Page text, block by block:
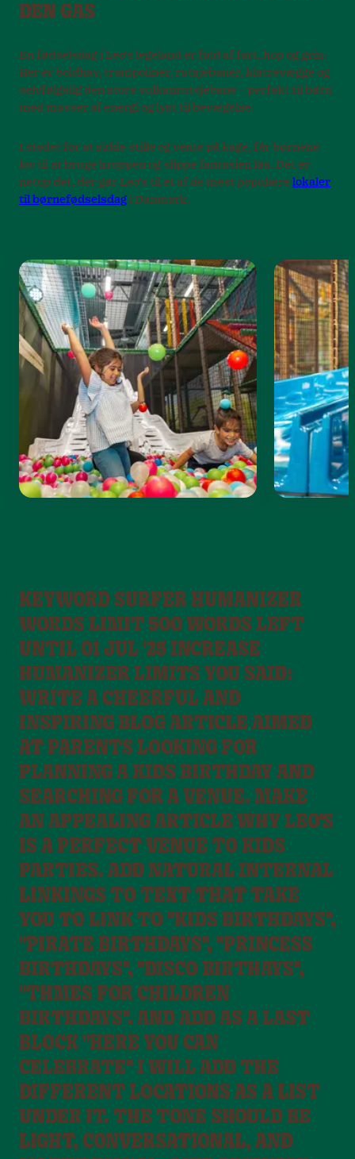
DEN GAS
En fødselsdag i Leo’s legeland er fuld af fart, hop og grin.
Her er boldhav, trampoliner, rutsjebaner, klatrevægge og
selvfølgelig den store vulkanrutsjebane – perfekt til børn
med masser af energi og lyst til bevægelse.
I stedet for at sidde stille og vente på kage, får børnene
lov til at bruge kroppen og slippe fantasien løs. Det er
netop det, der gør Leo’s til et af de mest populære lokaler
til børnefødselsdag i Danmark.
KEYWORD SURFER HUMANIZER WORDS LIMIT 500 WORDS LEFT UNTIL 01 JUL '25 INCREASE HUMANIZER LIMITS YOU SAID: WRITE A CHEERFUL AND INSPIRING BLOG ARTICLE AIMED AT PARENTS LOOKING FOR PLANNING A KIDS BIRTHDAY AND SEARCHING FOR A VENUE. MAKE AN APPEALING ARTICLE WHY LEO'S IS A PERFECT VENUE TO KIDS PARTIES. ADD NATURAL INTERNAL LINKINGS TO TEXT THAT TAKE YOU TO LINK TO "KIDS BIRTHDAYS", "PIRATE BIRTHDAYS", "PRINCESS BIRTHDAYS", "DISCO BIRTHAYS", "THMES FOR CHILDREN BIRTHDAYS". AND ADD AS A LAST BLOCK "HERE YOU CAN CELEBRATE" I WILL ADD THE DIFFERENT LOCATIONS AS A LIST UNDER IT. THE TONE SHOULD BE LIGHT, CONVERSATIONAL, AND MOTIVATIONAL—LIKE FRIENDLY TIPS FROM ONE PARENT TO ANOTHER. WRITE IN A FUN ENGAGING WAY. PRIMARY KEYWORDS PER MARKET: SE: LOKAL BARNKALAS DE: GEBURTSTAGSFEIER LOCATION, RAUM MIETEN FÜR GEBURTSTAGSFEIER FI: JUHLATILA LASTEN SYNTTÄREILLE, JUHLATILA LAPSILLE DK: STEDER TIL BØRNEFØDSELSDAG, LOKALER TIL BØRNEFØDSELSDAG NO: STEDER FOR BARNEBURSDAG, LOKALER TIL BARNEBURSDAG START CREATING WITH FINNISH ARTICLE., CHATGPT SAID: SEO TITLE: TÄYDELLINEN JUHLATILA LASTEN SYNTTÄREILLE – LEO’S TEKEE PÄIVÄSTÄ UNOHTUMATTOMAN META DESCRIPTION: SUUNNITTELETKO SYNTTÄREITÄ? LEO’S TARJOAA INSPIROIVAN JUHLATILAN LAPSILLE TÄYNNÄ LIIKETTÄ, LEIKKIÄ JA SEIKKAILUA – TOHINALLA TOUHUAMAAN! TÄYDELLINEN JUHLATILA LASTEN SYNTTÄREILLE LÖYTYY LEO’SISTA SYNTTÄRISUUNNITELMAT ALKAVAT USEIN PIENESTÄ IDEASTA – EHKÄ TOIVE PRINSESSAMEKOSTA, DINOSAURUSKAKUSTA TAI SIITÄ, ETTÄ PAIKALLA ON PALJON KAVEREITA. MUTTA KUN LEIKKISÄT UNELMAT MUUTTUVAT KÄYTÄNNÖN JÄRJESTELYIKSI, MONI VANHEMPI HUOMAA MIETTIVÄNSÄ: MISTÄ LÖYTYISI SOPIVA JA TOIMIVA JUHLATILA LAPSILLE? LEO’S ON KUIN TEHTY TÄHÄN HETKEEN! TUHANSIEN NELIÖMETRIEN SISÄSEIKKAILUPUISTOT YMPÄRI SUOMEA TARJOAVAT PUITTEET, JOISSA LAPSET PÄÄSEVÄT TODELLA IRROTTELEMAAN – LEIKKIEN LIIKKUEN JA LIIKKUEN LEIKKIEN. JUHLATILA LAPSILLE, JOSSA ENERGIA EI LOPU KESKEN LEO’SIN JUHLATILOISSA EI TARVITSE KÄSKYTTÄÄ ISTUMAAN NÄTISTI. PÄINVASTOIN! KUN JUHLAT JÄRJESTETÄÄN LEO’SIN SEIKKAILUPUISTOSSA, LAPSET PÄÄSEVÄT LIUKUMÄKEEN, TRAMPOLIINILLE, PALLOMEREEN JA KIIPEILYSEINIIN – JA ENERGIAA KULUU JUURI NIIN KUIN TOIVOTAAN. TÄMÄ EI OLE VAIN JUHLA, VAAN KOKONAINEN ELÄMYS, JOSSA LEIKKI JA LIIKUNTA KULKEVAT KÄSI KÄDESSÄ. MEILLÄ LEO’SISSA SYNTTÄRIT EIVÄT OLE VAIN JUHLIA – NE OVAT HETKIÄ, JOISSA LAPSET SAAVAT OLLA LAPSIA SYDÄMENSÄ KYLLYYDESTÄ. 👉 KATSO LISÄÄ JA VARAA LASTEN SYNTTÄRIT LEO’SISSA. TEEMAJUHLAT TEKEVÄT PÄIVÄSTÄ VIELÄ IKIMUISTOISEMMAN KAIPAATKO JUHLIIN RIPAUKSEN SEIKKAILUA TAI RIPAUKSEN TAIKAA? LEO’SISSA JUHLAT SAAVAT HAUSKAN TEEMAN, JOKA SYTYTTÄÄ LASTEN MIELIKUVITUKSEN LIEKKEIHIN. MERIROSVOSYNTTÄRIT VIEVÄT LAPSET HURJAAN AARREJAHTIIN. PRINSESSASYNTTÄRIT SÄIHKYVÄT JUHLATILASSA KUIN JÄÄPALATSISSA. DISCOSYNTTÄRIT SYTYTTÄVÄT VALOT JA MUSIIKIN – JA KYLLÄ, NYT SAA TANSSIA! NÄIDEN LISÄKSI VALITTAVANA ON MONTA MUUTA TEEMAA – KURKKAA KAIKKI LASTENJUHLIEN TEEMAT. VANHEMMAT VOIVAT HENGÄHTÄÄ – ME HOIDAMME TARJOILUT JUHLASUUNNITTELU VOI JOSKUS VIEDÄ VANHEMMALTA ENEMMÄN AIKAA KUIN JUHLA ITSE KESTÄÄ. MUTTA LEO’SISSA HOMMA SUJUU KUIN LEIKKI! TARJOILUT HOITUVAT LEO’S BISTROSSA JA JUHLAHUONEET KORISTELLAAN VALMIIKSI. VANHEMMAT VOIVAT RENTOUTUA JA KESKITTYÄ OLEELLISEEN: JUHLATUNNELMASTA NAUTTIMISEEN JA ILON HETKIIN LASTEN KANSSA. JA KUN KAIKKI ON OHI, EI TARVITSE MIETTIÄ SIIVOUSTA – SEKIN KUULUU PAKETTIIN. MIKSI LEO’S ON NIIN SUOSITTU JUHLATILA LASTEN SYNTTÄREILLE? LAPSET PÄÄSEVÄT LIIKKUMAAN, TOUHUAMAAN JA LEIKKIMÄÄN VAPAASTI. TEEMAHUONEET TEKEVÄT JUHLISTA PERSOONALLISIA. VANHEMPIEN EI TARVITSE STRESSATA JÄRJESTELYISTÄ. KAIKKI TOIMII – LEO’SISSA JUHLIA JÄRJESTETÄÄN JOKA PÄIVÄ! LEO’S ON PAIKKA, JOSSA JUHLAT EIVÄT OLE VAIN TAPAHTUMA, VAAN SEIKKAILU, JOTA MUISTELLAAN PITKÄÄN. TULE MUKAAN POMPPIEN – JA TEE LAPSESI PÄIVÄSTÄ OIKEASTI ERITYINEN! TÄÄLLÄ VOIT JUHLIA LISTAA TÄHÄN LEO’SIN TOIMIPISTEET SUOMESSA, ESIMERKIKSI: HELSINKI VANTAA TAMPERE TURKU OULU (JATKA LISTAA TARPEEN MUKAAN) JOS KAIPAAT JUHLIIN VAUHTIA, ILOA JA LIIKKUMISTA, LEO’S ON EHDOTTOMASTI PARAS VALINTA. TERVETULOA POMPPIEN MUKAAN JUHLIMAAN! YOU SAID: POISTA TEKSTISTÄ "-" MERKIT. LISÄKSI POISTA TOHINALLA TOUHUAMAAN JA LEIKI LIIKKUEN VIITTEET CHATGPT SAID: TÄSSÄ ON PÄIVITETTY VERSIO ARTIKKELISTA ILMAN "-" MERKKEJÄ SEKÄ ILMAN VIITTAUKSIA "TOHINALLA TOUHUAMAAN" JA "LEIKI LIIKKUEN": SEO TITLE: TÄYDELLINEN JUHLATILA LASTEN SYNTTÄREILLE – LEO’S TEKEE PÄIVÄSTÄ UNOHTUMATTOMAN META DESCRIPTION: SUUNNITTELETKO SYNTTÄREITÄ? LEO’S TARJOAA INSPIROIVAN JUHLATILAN LAPSILLE TÄYNNÄ LIIKETTÄ, LEIKKIÄ JA SEIKKAILUA. TÄYDELLINEN JUHLATILA LASTEN SYNTTÄREILLE LÖYTYY LEO’SISTA SYNTTÄRISUUNNITELMAT ALKAVAT USEIN PIENESTÄ IDEASTA, EHKÄ TOIVE PRINSESSAMEKOSTA, DINOSAURUSKAKUSTA TAI SIITÄ, ETTÄ PAIKALLA ON PALJON KAVEREITA. MUTTA KUN LEIKKISÄT UNELMAT MUUTTUVAT KÄYTÄNNÖN JÄRJESTELYIKSI, MONI VANHEMPI HUOMAA MIETTIVÄNSÄ: MISTÄ LÖYTYISI SOPIVA JA TOIMIVA JUHLATILA LAPSILLE? LEO’S ON KUIN TEHTY TÄHÄN HETKEEN. TUHANSIEN NELIÖMETRIEN SISÄSEIKKAILUPUISTOT YMPÄRI SUOMEA TARJOAVAT PUITTEET, JOISSA LAPSET PÄÄSEVÄT TODELLA IRROTTELEMAAN. JUHLATILA LAPSILLE, JOSSA ENERGIA EI LOPU KESKEN LEO’SIN JUHLATILOISSA EI TARVITSE KÄSKYTTÄÄ ISTUMAAN NÄTISTI. PÄINVASTOIN. KUN JUHLAT JÄRJESTETÄÄN LEO’SIN SEIKKAILUPUISTOSSA, LAPSET PÄÄSEVÄT LIUKUMÄKEEN, TRAMPOLIINILLE, PALLOMEREEN JA KIIPEILYSEINIIN, JA ENERGIAA KULUU JUURI NIIN KUIN TOIVOTAAN. TÄMÄ EI OLE VAIN JUHLA, VAAN KOKONAINEN ELÄMYS, JOSSA LEIKKI JA LIIKUNTA KULKEVAT KÄSI KÄDESSÄ. MEILLÄ LEO’SISSA SYNTTÄRIT EIVÄT OLE VAIN JUHLIA – NE OVAT HETKIÄ, JOISSA LAPSET SAAVAT OLLA LAPSIA SYDÄMENSÄ KYLLYYDESTÄ. 👉 KATSO LISÄÄ JA VARAA LASTEN SYNTTÄRIT LEO’SISSA. TEEMAJUHLAT TEKEVÄT PÄIVÄSTÄ VIELÄ IKIMUISTOISEMMAN KAIPAATKO JUHLIIN RIPAUKSEN SEIKKAILUA TAI RIPAUKSEN TAIKAA? LEO’SISSA JUHLAT SAAVAT HAUSKAN TEEMAN, JOKA SYTYTTÄÄ LASTEN MIELIKUVITUKSEN LIEKKEIHIN. MERIROSVOSYNTTÄRIT VIEVÄT LAPSET HURJAAN AARREJAHTIIN PRINSESSASYNTTÄRIT SÄIHKYVÄT JUHLATILASSA KUIN JÄÄPALATSISSA DISCOSYNTTÄRIT SYTYTTÄVÄT VALOT JA MUSIIKIN, JA KYLLÄ, NYT SAA TANSSIA NÄIDEN LISÄKSI VALITTAVANA ON MONTA MUUTA TEEMAA – KURKKAA KAIKKI LASTENJUHLIEN TEEMAT. VANHEMMAT VOIVAT HENGÄHTÄÄ – ME HOIDAMME TARJOILUT JUHLASUUNNITTELU VOI JOSKUS VIEDÄ VANHEMMALTA ENEMMÄN AIKAA KUIN JUHLA ITSE KESTÄÄ. MUTTA LEO’SISSA HOMMA SUJUU KUIN LEIKKI. TARJOILUT HOITUVAT LEO’S BISTROSSA JA JUHLAHUONEET KORISTELLAAN VALMIIKSI. VANHEMMAT VOIVAT RENTOUTUA JA KESKITTYÄ OLEELLISEEN: JUHLATUNNELMASTA NAUTTIMISEEN JA ILON HETKIIN LASTEN KANSSA. JA KUN KAIKKI ON OHI, EI TARVITSE MIETTIÄ SIIVOUSTA – SEKIN KUULUU PAKETTIIN. MIKSI LEO’S ON NIIN SUOSITTU JUHLATILA LASTEN SYNTTÄREILLE LAPSET PÄÄSEVÄT LIIKKUMAAN, TOUHUAMAAN JA LEIKKIMÄÄN VAPAASTI TEEMAHUONEET TEKEVÄT JUHLISTA PERSOONALLISIA VANHEMPIEN EI TARVITSE STRESSATA JÄRJESTELYISTÄ KAIKKI TOIMII, LEO’SISSA JUHLIA JÄRJESTETÄÄN JOKA PÄIVÄ LEO’S ON PAIKKA, JOSSA JUHLAT EIVÄT OLE VAIN TAPAHTUMA, VAAN SEIKKAILU, JOTA MUISTELLAAN PITKÄÄN. TULE MUKAAN POMPPIEN JA TEE LAPSESI PÄIVÄSTÄ OIKEASTI ERITYINEN. TÄÄLLÄ VOIT JUHLIA LISTAA TÄHÄN LEO’SIN TOIMIPISTEET SUOMESSA, ESIMERKIKSI: HELSINKI VANTAA TAMPERE TURKU OULU (JATKA LISTAA TARPEEN MUKAAN) JOS KAIPAAT JUHLIIN VAUHTIA, ILOA JA LIIKKUMISTA, LEO’S ON EHDOTTOMASTI PARAS VALINTA. TERVETULOA POMPPIEN MUKAAN JUHLIMAAN! YOU SAID: MUOKKAA SISEISET LINKITYKSET SITEN ETTÄ NE OVAT ENEMMÄN OSA SISÄLTÖ, EIVÄT CTA HENKISIÄ LOPPULAUSEITA CHATGPT SAID: TÄSSÄ PÄIVITETTY VERSIO, JOSSA KAIKKI SISÄISET LINKITYKSET ON UPOTETTU LUONTEVAKSI OSAKSI SISÄLTÖÄ ILMAN ERILLISIÄ KEHOTTEITA TAI IRRALLISIA LOPPULAUSEITA: SEO TITLE: TÄYDELLINEN JUHLATILA LASTEN SYNTTÄREILLE – LEO’S TEKEE PÄIVÄSTÄ UNOHTUMATTOMAN META DESCRIPTION: SUUNNITTELETKO SYNTTÄREITÄ? LEO’S TARJOAA INSPIROIVAN JUHLATILAN LAPSILLE TÄYNNÄ LIIKETTÄ, LEIKKIÄ JA SEIKKAILUA. TÄYDELLINEN JUHLATILA LASTEN SYNTTÄREILLE LÖYTYY LEO’SISTA SYNTTÄRISUUNNITELMAT ALKAVAT USEIN PIENESTÄ IDEASTA, EHKÄ TOIVE PRINSESSAMEKOSTA, DINOSAURUSKAKUSTA TAI SIITÄ, ETTÄ PAIKALLA ON PALJON KAVEREITA. MUTTA KUN LEIKKISÄT UNELMAT MUUTTUVAT KÄYTÄNNÖN JÄRJESTELYIKSI, MONI VANHEMPI HUOMAA MIETTIVÄNSÄ: MISTÄ LÖYTYISI SOPIVA JA TOIMIVA JUHLATILA LAPSILLE? LEO’S ON KUIN TEHTY TÄHÄN HETKEEN. TUHANSIEN NELIÖMETRIEN SISÄSEIKKAILUPUISTOT YMPÄRI SUOMEA TARJOAVAT PUITTEET, JOISSA LAPSET PÄÄSEVÄT TODELLA IRROTTELEMAAN, JA JUHLAHUONEET LUOVAT INSPIROIVAN YMPÄRISTÖN LASTEN SYNTTÄREILLE. JUHLATILA LAPSILLE, JOSSA ENERGIA EI LOPU KESKEN LEO’SIN JUHLATILOISSA EI TARVITSE KÄSKYTTÄÄ ISTUMAAN NÄTISTI. PÄINVASTOIN. KUN JUHLAT JÄRJESTETÄÄN SEIKKAILUPUISTOSSA, LAPSET PÄÄSEVÄT LIUKUMÄKEEN, TRAMPOLIINILLE, PALLOMEREEN JA KIIPEILYSEINIIN, JA ENERGIAA KULUU JUURI NIIN KUIN TOIVOTAAN. TÄMÄ EI OLE VAIN JUHLA, VAAN KOKONAINEN ELÄMYS, JOSSA LEIKKI JA LIIKUNTA KULKEVAT KÄSI KÄDESSÄ. LEO’SISSA SYNTTÄRIT EIVÄT OLE VAIN JUHLIA VAAN HETKIÄ, JOISSA ILO JA TEKEMINEN YHDISTYVÄT LIIKUNNALLISEEN HAUSKANPITOON. TEEMAJUHLAT TEKEVÄT PÄIVÄSTÄ VIELÄ IKIMUISTOISEMMAN MONI LAPSI UNELMOI JUHLISTA, JOISSA ON SELKEÄ TEEMA. LEO’SISSA ON TARJOLLA USEITA VAIHTOEHTOJA, JOIDEN AVULLA VOIT LUODA JUURI TOIVEIDEN MUKAISEN JUHLAPÄIVÄN. JOS PIENI JUHLIJA RAKASTAA SEIKKAILUJA JA AARTEITA, MERIROSVOSYNTTÄRIT OVAT TÄYDELLINEN VALINTA. SATUMAISTA TUNNELMAA KAIPAAVILLE TAAS PRINSESSASYNTTÄRIT TUOVAT JUHLAAN SÄIHKETTÄ JA LOISTOA. MUSIIKKIA JA LIIKETTÄ KAIPAAVILLE SOPIVAT MAINIOSTI DISCOSYNTTÄRIT, JOISSA TANSSITAAN DISOVALOJEN ALLA. KAIKKI NÄMÄ JA MONET MUUT LASTENJUHLIEN TEEMAT TARJOAVAT MAHDOLLISUUDEN RAKENTAA JUHLAT, JOTKA JÄÄVÄT MIELEEN PITKÄÄN. VANHEMMAT VOIVAT HENGÄHTÄÄ – ME HOIDAMME TARJOILUT JUHLASUUNNITTELU VOI JOSKUS VIEDÄ VANHEMMALTA ENEMMÄN AIKAA KUIN JUHLA ITSE KESTÄÄ. MUTTA LEO’SISSA HOMMA SUJUU KUIN LEIKKI. TARJOILUT HOITUVAT LEO’S BISTROSSA JA JUHLAHUONEET KORISTELLAAN VALMIIKSI. VANHEMMAT VOIVAT RENTOUTUA JA KESKITTYÄ OLEELLISEEN: JUHLATUNNELMASTA NAUTTIMISEEN JA ILON HETKIIN LASTEN KANSSA. JA KUN KAIKKI ON OHI, EI TARVITSE MIETTIÄ SIIVOUSTA – SEKIN KUULUU PAKETTIIN. MIKSI LEO’S ON NIIN SUOSITTU JUHLATILA LASTEN SYNT